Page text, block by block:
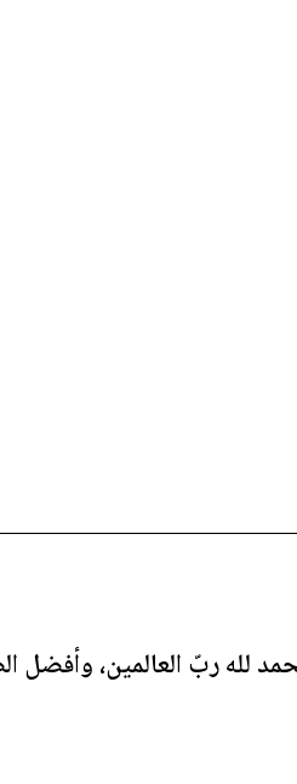
لله ربّ العالمين،